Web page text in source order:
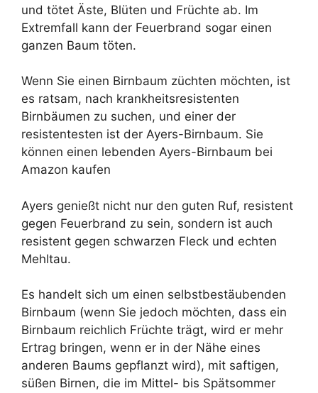
und tötet Äste, Blüten und Früchte ab. Im
Extremfall kann der Feuerbrand sogar einen
ganzen Baum töten.
Wenn Sie einen Birnbaum züchten möchten, ist
es ratsam, nach krankheitsresistenten
Birnbäumen zu suchen, und einer der
resistentesten ist der Ayers-Birnbaum. Sie
können einen lebenden Ayers-Birnbaum bei
Amazon kaufen
Ayers genießt nicht nur den guten Ruf, resistent
gegen Feuerbrand zu sein, sondern ist auch
resistent gegen schwarzen Fleck und echten
Mehltau.
Es handelt sich um einen selbstbestäubenden
Birnbaum (wenn Sie jedoch möchten, dass ein
Birnbaum reichlich Früchte trägt, wird er mehr
Ertrag bringen, wenn er in der Nähe eines
anderen Baums gepflanzt wird), mit saftigen,
süßen Birnen, die im Mittel- bis Spätsommer